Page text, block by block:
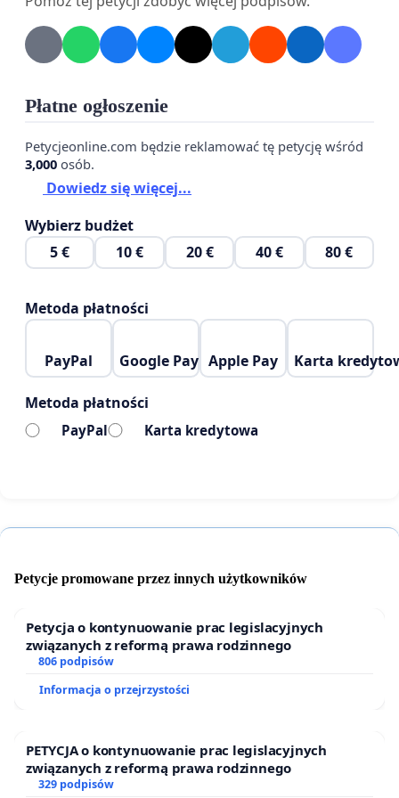
uzależniało od wysokości środków wydawanych na
reklamę piwa !!
zgodna - uzależnia każdy rodzaj alkoholu a
tworzenie narracji jakoby piwo nie - jest szczególnie
niebezpieczne.
Olga Legosz
Płatne ogłoszenie
Petycjeonline.com będzie reklamować tę petycję wśród
3,000 osób.
Dowiedz się więcej...
Wybierz budżet
5 €
10 € 20 € 40 € 80 €
Metoda płatności
PayPal Google Pay Apple Pay Karta
Metoda płatności
PayPal Karta kredytowa
Petycje promowane przez innych użytkowników
Petycja o kontynuowanie prac legislacyjnych
związanych z reformą prawa rodzinnego
806 podpisów
Informacja o przejrzystości
PETYCJA o kontynuowanie prac legislacyjnych
związanych z reformą prawa rodzinnego
329 podpisów